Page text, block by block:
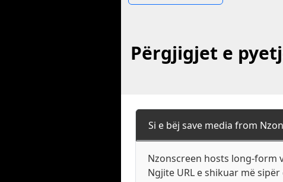
Përgjigjet e
Si e bëj save media from
Nzonscreen hosts long-form
Ngjite URL e shikuar më